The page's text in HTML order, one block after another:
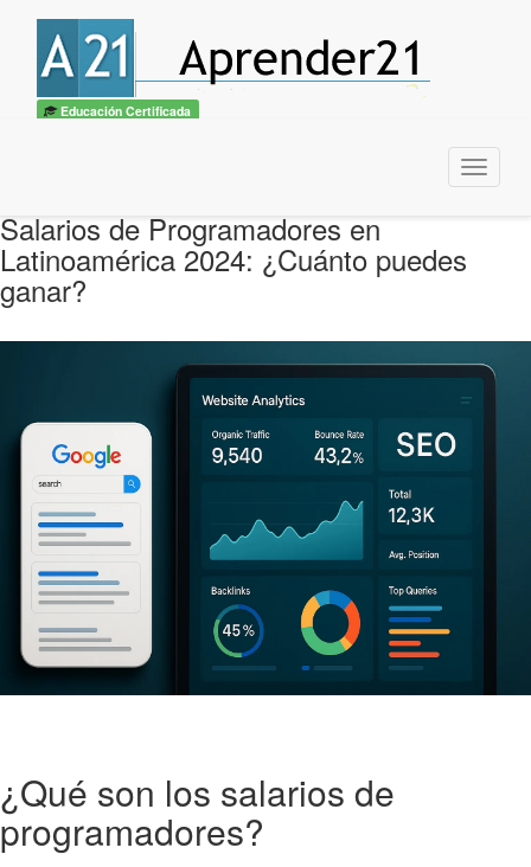
Educación Certificada
Menu
Salarios de Programadores en
Latinoamérica 2024: ¿Cuánto puedes
ganar?
¿Qué son los salarios de
programadores?